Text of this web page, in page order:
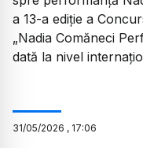
a 13-a ediție a
„Nadia Comăneci
dată la nivel
31/05/2026 , 17:06